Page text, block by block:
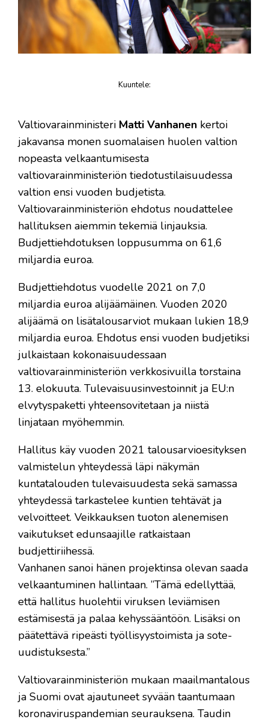
Kuuntele:
Valtiovarainministeri Matti Vanhanen kertoi
jakavansa monen suomalaisen huolen valtion
nopeasta velkaantumisesta
valtiovarainministeriön tiedotustilaisuudessa
valtion ensi vuoden budjetista.
Valtiovarainministeriön ehdotus noudattelee
hallituksen aiemmin tekemiä linjauksia.
Budjettiehdotuksen loppusumma on 61,6
miljardia euroa.
Budjettiehdotus vuodelle 2021 on 7,0
miljardia euroa alijäämäinen. Vuoden 2020
alijäämä on lisätalousarviot mukaan lukien 18,9
miljardia euroa. Ehdotus ensi vuoden budjetiksi
julkaistaan kokonaisuudessaan
valtiovarainministeriön verkkosivuilla torstaina
13. elokuuta. Tulevaisuusinvestoinnit ja EU:n
elvytyspaketti yhteensovitetaan ja niistä
linjataan myöhemmin.
Hallitus käy vuoden 2021 talousarvioesityksen
valmistelun yhteydessä läpi näkymän
kuntatalouden tulevaisuudesta sekä samassa
yhteydessä tarkastelee kuntien tehtävät ja
velvoitteet. Veikkauksen tuoton alenemisen
vaikutukset edunsaajille ratkaistaan
budjettiriihessä.
Vanhanen sanoi hänen projektinsa olevan saada
velkaantuminen hallintaan. ”Tämä edellyttää,
että hallitus huolehtii viruksen leviämisen
estämisestä ja palaa kehyssääntöön. Lisäksi on
päätettävä ripeästi työllisyystoimista ja sote-
uudistuksesta.”
Valtiovarainministeriön mukaan maailmantalous
ja Suomi ovat ajautuneet syvään taantumaan
koronaviruspandemian seurauksena. Taudin